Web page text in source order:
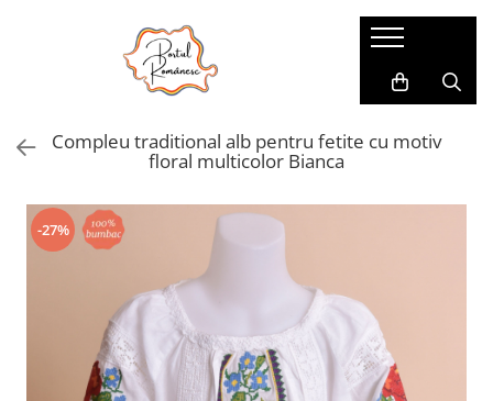
Pijamale Dama Marimi Mari
Pijamale Baieti
Pijamale Fetite
Imbracaminte copii
Imbracaminte Baieti
Compleu traditional alb pentru fetite cu motiv
floral multicolor Bianca
-27%